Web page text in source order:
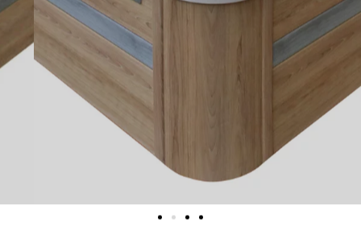
JE DÉCOUVRE